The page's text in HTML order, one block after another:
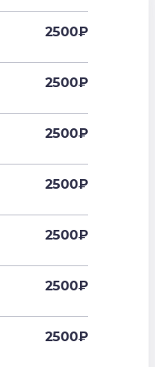
2500₽
2500₽
2500₽
2500₽
2500₽
2500₽
2500₽